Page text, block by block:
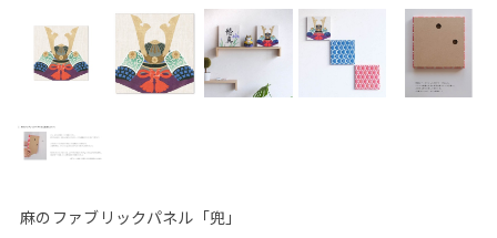
麻のファブリックパネル「兜」